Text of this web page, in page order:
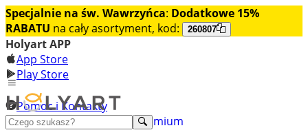
Specjalnie na św. Wawrzyńca: Dodatkowe 15%
RABATU na cały asortyment, kod: 260807
Holyart APP
App Store
Play Store
Pomoc i Kontakty
+48 222 922 860
Odkryj premium